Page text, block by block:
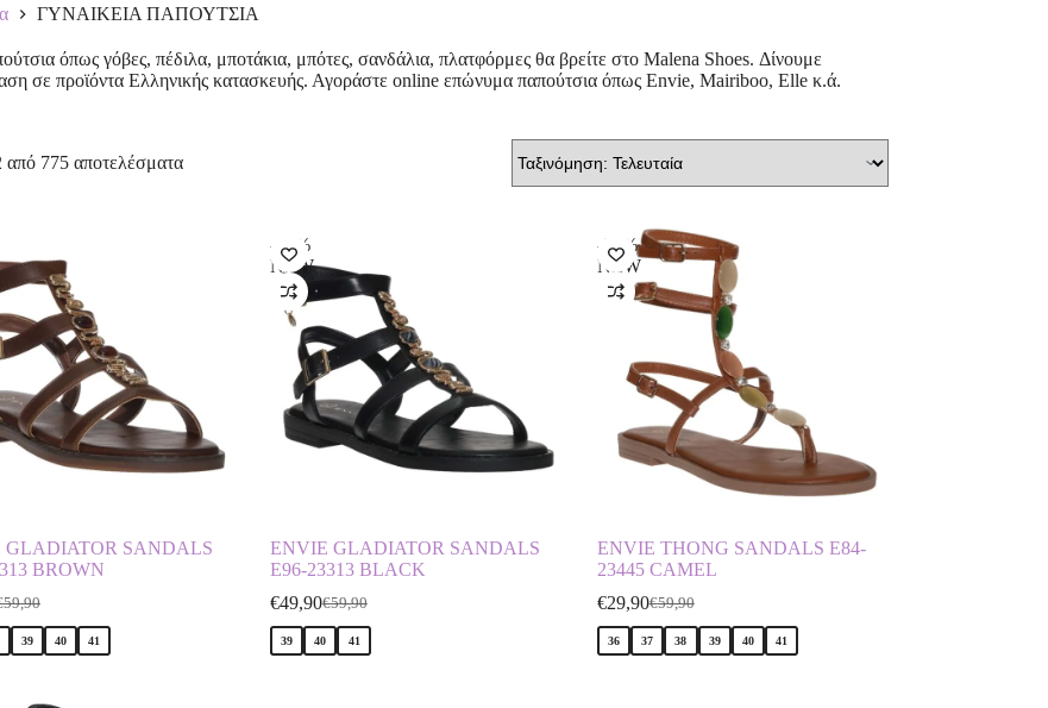
ΓΥΝΑΙΚΕΙΑ ΠΑΠΟΥΤΣΙΑ
όπως γόβες, πέδιλα, μποτάκια, μπότες, σανδάλια, πλατφόρμες θα βρείτε στο Malena Shoes. Δίνουμε
σε προϊόντα Ελληνικής κατασκευής. Αγοράστε online επώνυμα παπούτσια όπως Envie, Mairiboo, Elle κ.ά.
από 775 αποτελέσματα
GLADIATOR SANDALS
BROWN
59,90
39 40 41
-17%
NEW
ENVIE GLADIATOR SANDALS
E96-23313 BLACK
€59,90
€49,90
39 40 41
-50%
NEW
ENVIE THONG SANDALS E84-
23445 CAMEL
€59,90
€29,90
36 37 38 39 40 41